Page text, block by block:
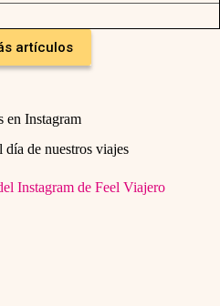
artículos
en Instagram
día de nuestros viajes